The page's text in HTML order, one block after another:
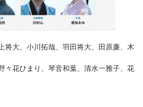
将大、小川拓哉、羽田将大、田原廉、木
々花ひまり、琴音和葉、清水一雅子、花